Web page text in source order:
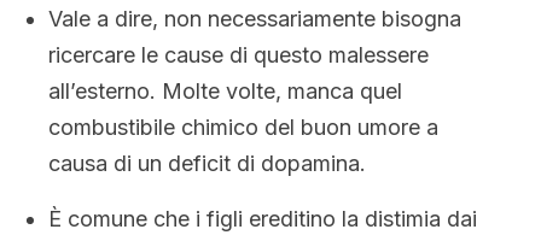
Vale a dire, non necessariamente bisogna
ricercare le cause di questo malessere
all’esterno. Molte volte, manca quel
combustibile chimico del buon umore a
causa di un deficit di dopamina.
È comune che i figli ereditino la distimia dai